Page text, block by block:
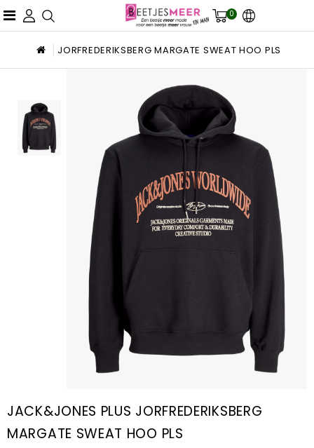
0
JORFREDERIKSBERG MARGATE SWEAT HOO PLS
JACK&JONES PLUS JORFREDERIKSBERG
MARGATE SWEAT HOO PLS